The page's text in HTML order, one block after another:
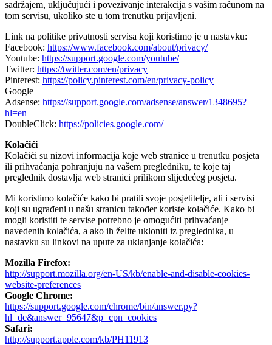
sadržajem, uključujući i povezivanje interakcija s vašim računom na
tom servisu, ukoliko ste u tom trenutku prijavljeni.
Link na politike privatnosti servisa koji koristimo je u nastavku:
Facebook: https://www.facebook.com/about/privacy/
Youtube: https://support.google.com/youtube/
Twitter: https://twitter.com/en/privacy
Pinterest: https://policy.pinterest.com/en/privacy-policy
Google
Adsense: https://support.google.com/adsense/answer/1348695?
hl=en
DoubleClick: https://policies.google.com/
Kolačići
Kolačići su nizovi informacija koje web stranice u trenutku posjeta
ili prihvaćanja pohranjuju na vašem pregledniku, te koje taj
preglednik dostavlja web stranici prilikom slijedećeg posjeta.
Mi koristimo kolačiće kako bi pratili svoje posjetitelje, ali i servisi
koji su ugrađeni u našu stranicu također koriste kolačiće. Kako bi
mogli koristiti te servise potrebno je omogućiti prihvaćanje
navedenih kolačića, a ako ih želite ukloniti iz preglednika, u
nastavku su linkovi na upute za uklanjanje kolačića:
Mozilla Firefox:
http://support.mozilla.org/en-US/kb/enable-and-disable-cookies-
website-preferences
Google Chrome:
https://support.google.com/chrome/bin/answer.py?
hl=de&answer=95647&p=cpn_cookies
Safari:
http://support.apple.com/kb/PH11913